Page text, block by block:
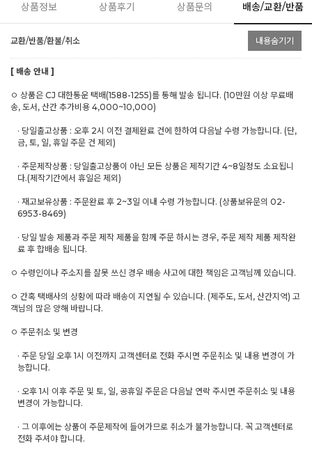
상품정보 상품후기 상품문의 배송/교환/반품
교환/반품/환불/취소 내용숨기기
[ 배송 안내 ]
ㅇ 상품은 CJ 대한통운 택배(1588-1255)를 통해 발송 됩니다. (10만원 이상 무료배
송, 도서, 산간 추가비용 4,000~10,000)
· 당일출고상품 : 오후 2시 이전 결제완료 건에 한하여 다음날 수령 가능합니다. (단,
금, 토, 일, 휴일 주문 건 제외)
· 주문제작상품 : 당일출고상품이 아닌 모든 상품은 제작기간 4~8일정도 소요됩니
다.(제작기간에서 휴일은 제외)
· 재고보유상품 : 주문완료 후 2~3일 이내 수령 가능합니다. (상품보유문의 02-
6953-8469)
· 당일 발송 제품과 주문 제작 제품을 함께 주문 하시는 경우, 주문 제작 제품 제작완
료 후 합배송 됩니다.
ㅇ 수령인이나 주소지를 잘못 쓰신 경우 배송 사고에 대한 책임은 고객님께 있습니다.
ㅇ 간혹 택배사의 상황에 따라 배송이 지연될 수 있습니다. (제주도, 도서, 산간지역) 고
객님의 많은 양해 바랍니다.
ㅇ 주문취소 및 변경
· 주문 당일 오후 1시 이전까지 고객센터로 전화 주시면 주문취소 및 내용 변경이 가
능합니다.
· 오후 1시 이후 주문 및 토, 일, 공휴일 주문은 다음날 연락 주시면 주문취소 및 내용
변경이 가능합니다.
· 그 이후에는 상품이 주문제작에 들어가므로 취소가 불가능합니다. 꼭 고객센터로
전화 주셔야 합니다.